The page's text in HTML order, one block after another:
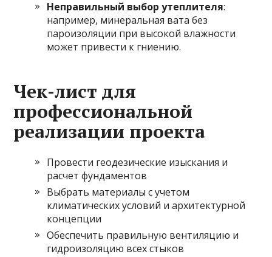
Неправильный выбор утеплителя:
например, минеральная вата без
пароизоляции при высокой влажности
может привести к гниению.
Чек-лист для
профессиональной
реализации проекта
Провести геодезические изыскания и
расчет фундаментов
Выбрать материалы с учетом
климатических условий и архитектурной
концепции
Обеспечить правильную вентиляцию и
гидроизоляцию всех стыков